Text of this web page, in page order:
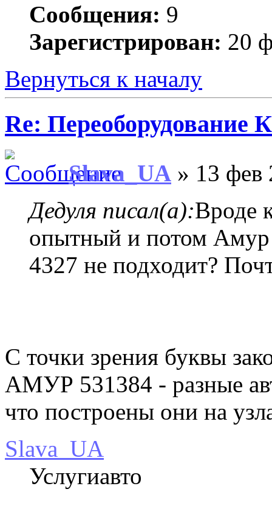
Сообщения: 9
Зарегистрирован: 20
Вернуться к началу
Re: Переоборудование
Slava_UA » 13 фев
Дедуля писал(а):Вроде
опытный и потом Амур
4327 не подходит?
С точки зрения буквы
АМУР 531384 - разные
что построены они на
Slava_UA
Услугиавто